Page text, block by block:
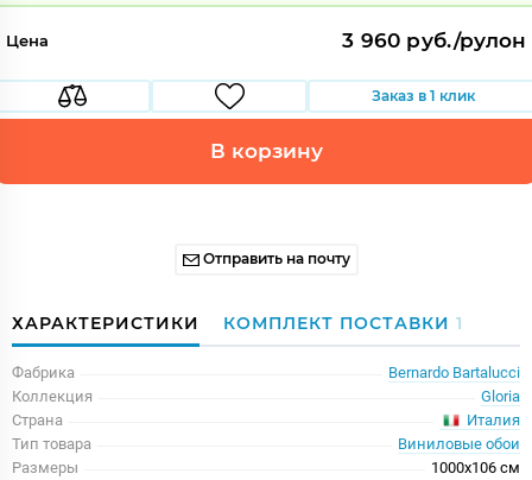
Цена 3 960 руб./рулон
Заказ в 1 клик
В корзину
Отправить на почту
ХАРАКТЕРИСТИКИ КОМПЛЕКТ ПОСТАВКИ 1
Фабрика
Bernardo Bartalucci
Коллекция
Gloria
Страна
Италия
Тип товара
Виниловые обои
Размеры
1000x106 см